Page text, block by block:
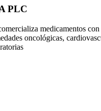
PLC
medicamentos con
oncológicas,